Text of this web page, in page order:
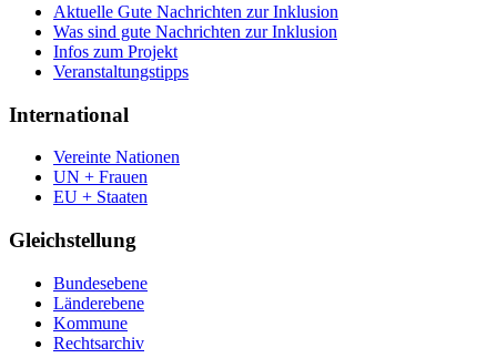
Aktuelle Gute Nachrichten zur Inklusion
Was sind gute Nachrichten zur Inklusion
Infos zum Projekt
Veranstaltungstipps
International
Vereinte Nationen
UN + Frauen
EU + Staaten
Gleichstellung
Bundesebene
Länderebene
Kommune
Rechtsarchiv